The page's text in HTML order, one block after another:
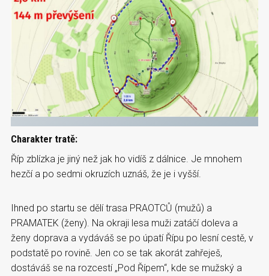
Charakter tratě:
Říp zblízka je jiný než jak ho vidíš z dálnice. Je mnohem
hezčí a po sedmi okruzích uznáš, že je i vyšší.
Ihned po startu se dělí trasa PRAOTCŮ (mužů) a
PRAMATEK (ženy). Na okraji lesa muži zatáčí doleva a
ženy doprava a vydáváš se po úpatí Řípu po lesní cestě, v
podstatě po rovině. Jen co se tak akorát zahřeješ,
dostáváš se na rozcestí „Pod Řípem“, kde se mužský a